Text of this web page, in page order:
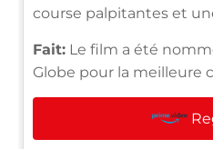
course palpitantes et
Fait: Le film a été
Globe pour la meilleure